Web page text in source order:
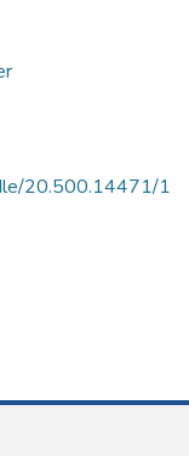
20.500.14471/1